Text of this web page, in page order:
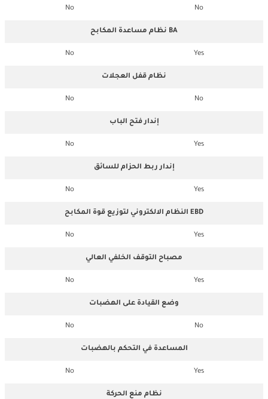
No
No
نظام مساعدة المكابح BA
Yes
No
نظام قفل العجلات
No
No
إندار فتح الباب
Yes
No
إندار ربط الحزام للسائق
Yes
No
النظام الالكتروني لتوزيع قوة المكابح EBD
Yes
No
مصباح التوقف الخلفي العالي
Yes
No
وضع القيادة على الهضبات
No
No
المساعدة في التحكم بالهضبات
Yes
No
نظام منع الحركة